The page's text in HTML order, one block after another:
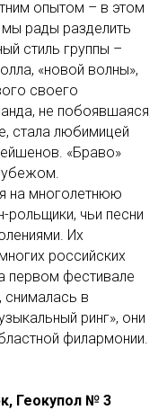
опытом – в этом
мы рады разделить
стиль группы –
«новой волны»,
своего
не побоявшаяся
стала любимицей
«Браво»
на многолетнюю
чьи песни
Их
российских
первом фестивале
снималась в
ринг», они
филармонии.
Геокупол № 3